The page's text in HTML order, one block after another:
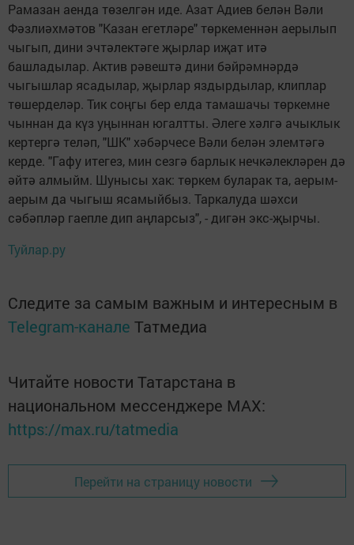
Рамазан аенда төзелгән иде. Азат Адиев белән Вәли
Фәзлиәхмәтов "Казан егетләре" төркеменнән аерылып
чыгып, дини эчтәлектәге җырлар иҗат итә
башладылар. Актив рәвештә дини бәйрәмнәрдә
чыгышлар ясадылар, җырлар яздырдылар, клиплар
төшерделәр. Тик соңгы бер елда тамашачы төркемне
чыннан да күз уңыннан югалтты. Әлеге хәлгә ачыклык
кертергә теләп, "ШК" хәбәрчесе Вәли белән элемтәгә
керде. "Гафу итегез, мин сезгә барлык нечкәлекләрен дә
әйтә алмыйм. Шунысы хак: төркем буларак та, аерым-
аерым да чыгыш ясамыйбыз. Таркалуда шәхси
сәбәпләр гаепле дип аңларсыз", - дигән экс-җырчы.
Туйлар.ру
Следите за самым важным и интересным в
Telegram-канале Татмедиа
Читайте новости Татарстана в
национальном мессенджере MАХ:
https://max.ru/tatmedia
Перейти на страницу новости